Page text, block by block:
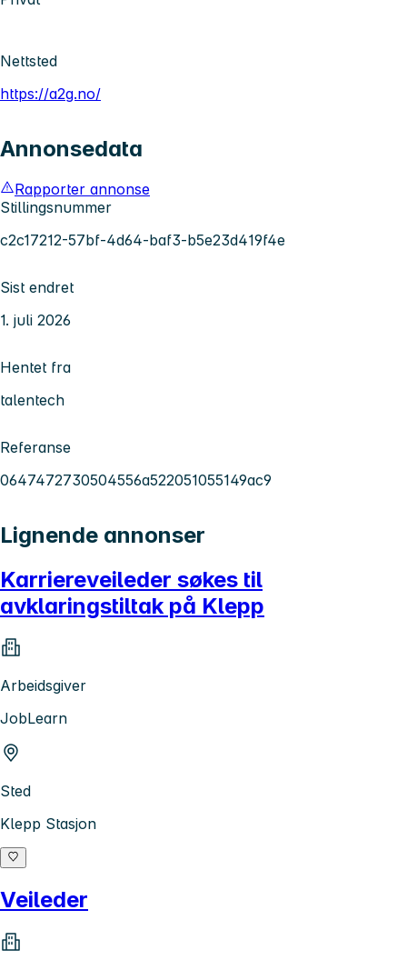
Nettsted
https://a2g.no/
Annonsedata
Rapporter annonse
Stillingsnummer
c2c17212-57bf-4d64-baf3-b5e23d419f4e
Sist endret
1. juli 2026
Hentet fra
talentech
Referanse
0647472730504556a522051055149ac9
Lignende annonser
Karriereveileder søkes til
avklaringstiltak på Klepp
Arbeidsgiver
JobLearn
Sted
Klepp Stasjon
Veileder